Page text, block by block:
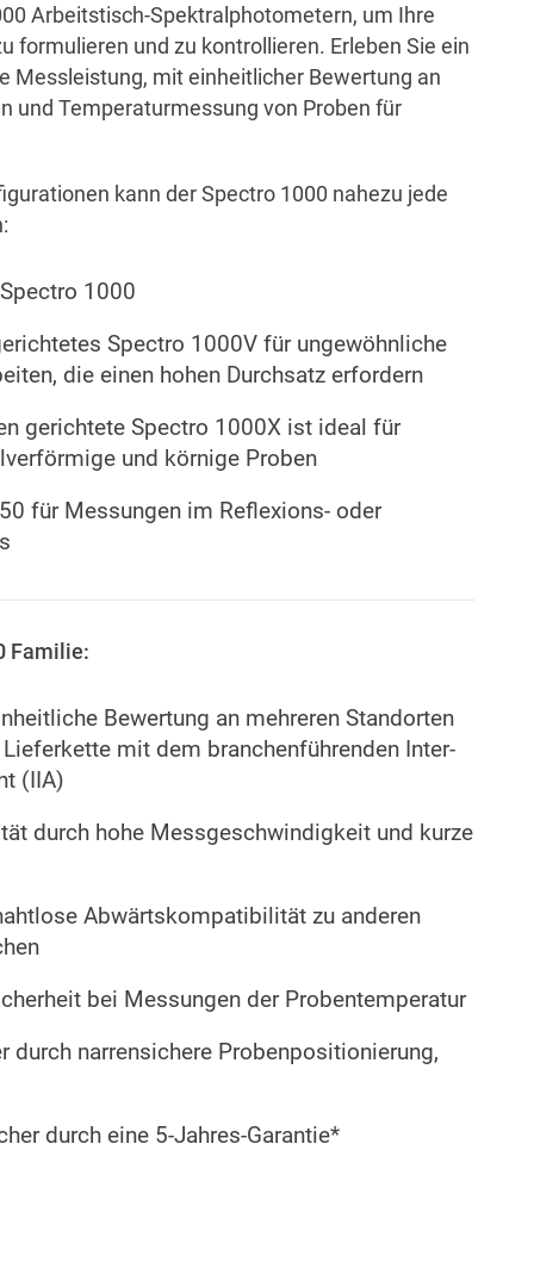
Arbeitstisch-Spektralphotometern, um Ihre
formulieren und zu kontrollieren. Erleben Sie ein
Messleistung, mit einheitlicher Bewertung an
und Temperaturmessung von Proben für
kann der Spectro 1000 nahezu jede
1000
Spectro 1000V für ungewöhnliche
die einen hohen Durchsatz erfordern
gerichtete Spectro 1000X ist ideal für
und körnige Proben
für Messungen im Reflexions- oder
Familie:
Bewertung an mehreren Standorten
mit dem branchenführenden Inter-
(IIA)
durch hohe Messgeschwindigkeit und kurze
Abwärtskompatibilität zu anderen
bei Messungen der Probentemperatur
durch narrensichere Probenpositionierung,
durch eine 5-Jahres-Garantie*